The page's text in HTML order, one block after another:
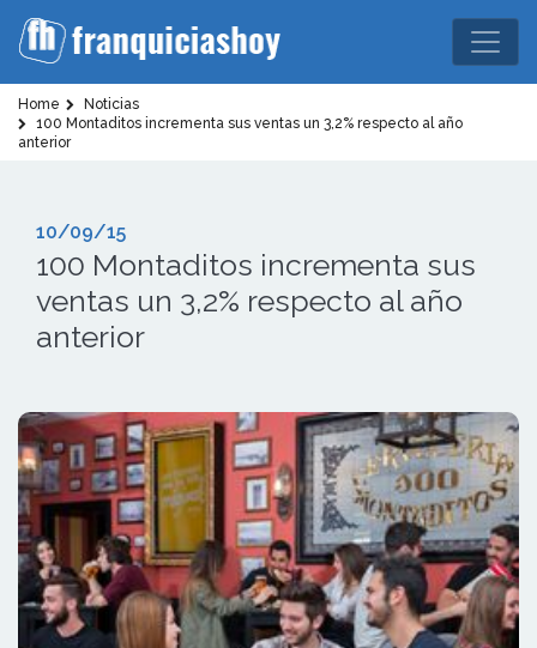
Home
Noticias
100 Montaditos incrementa sus ventas un 3,2% respecto al año
anterior
10/09/15
100 Montaditos incrementa sus
ventas un 3,2% respecto al año
anterior